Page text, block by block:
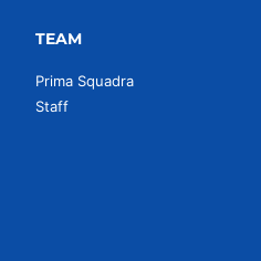
TEAM
Prima Squadra
Staff